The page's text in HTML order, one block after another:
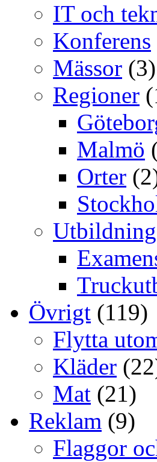
IT och
Konferens
Mässor (3)
Regioner
Malmö
Orter
Utbildning
Övrigt (119)
Flytta
Kläder
Mat (21)
Reklam (9)
Flaggor